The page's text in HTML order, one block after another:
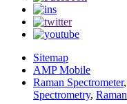
Sitemap
AMP Mobile
Raman Spectrometer,
Spectrometry, Raman